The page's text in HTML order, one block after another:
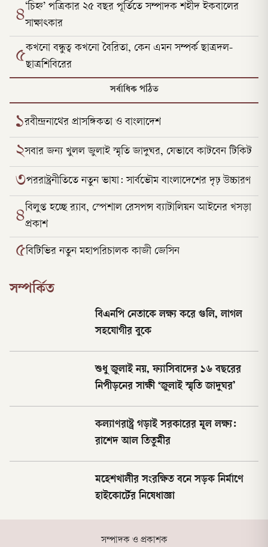
৪‘চিহ্ন’ পত্রিকার ২৫ বছর পূর্তিতে সম্পাদক শহীদ ইকবালের
সাক্ষাৎকার
৫কখনো বন্ধুত্ব কখনো বৈরিতা, কেন এমন সম্পর্ক ছাত্রদল-
ছাত্রশিবিরের
সর্বাধিক পঠিত
১রবীন্দ্রনাথের প্রাসঙ্গিকতা ও বাংলাদেশ
২সবার জন্য খুলল জুলাই স্মৃতি জাদুঘর, যেভাবে কাটবেন টিকিট
৩পররাষ্ট্রনীতিতে নতুন ভাষা: সার্বভৌম বাংলাদেশের দৃঢ় উচ্চারণ
৪বিলুপ্ত হচ্ছে র‍্যাব, স্পেশাল রেসপন্স ব্যাটালিয়ন আইনের খসড়া
প্রকাশ
৫বিটিভির নতুন মহাপরিচালক কাজী জেসিন
সম্পর্কিত
বিএনপি নেতাকে লক্ষ্য করে গুলি, লাগল
সহযোগীর বুকে
শুধু জুলাই নয়, ফ্যাসিবাদের ১৬ বছরের
নিপীড়নের সাক্ষী ‘জুলাই স্মৃতি জাদুঘর’
কল্যাণরাষ্ট্র গড়াই সরকারের মূল লক্ষ্য:
রাশেদ আল তিতুমীর
মহেশখালীর সংরক্ষিত বনে সড়ক নির্মাণে
হাইকোর্টের নিষেধাজ্ঞা
সম্পাদক ও প্রকাশক